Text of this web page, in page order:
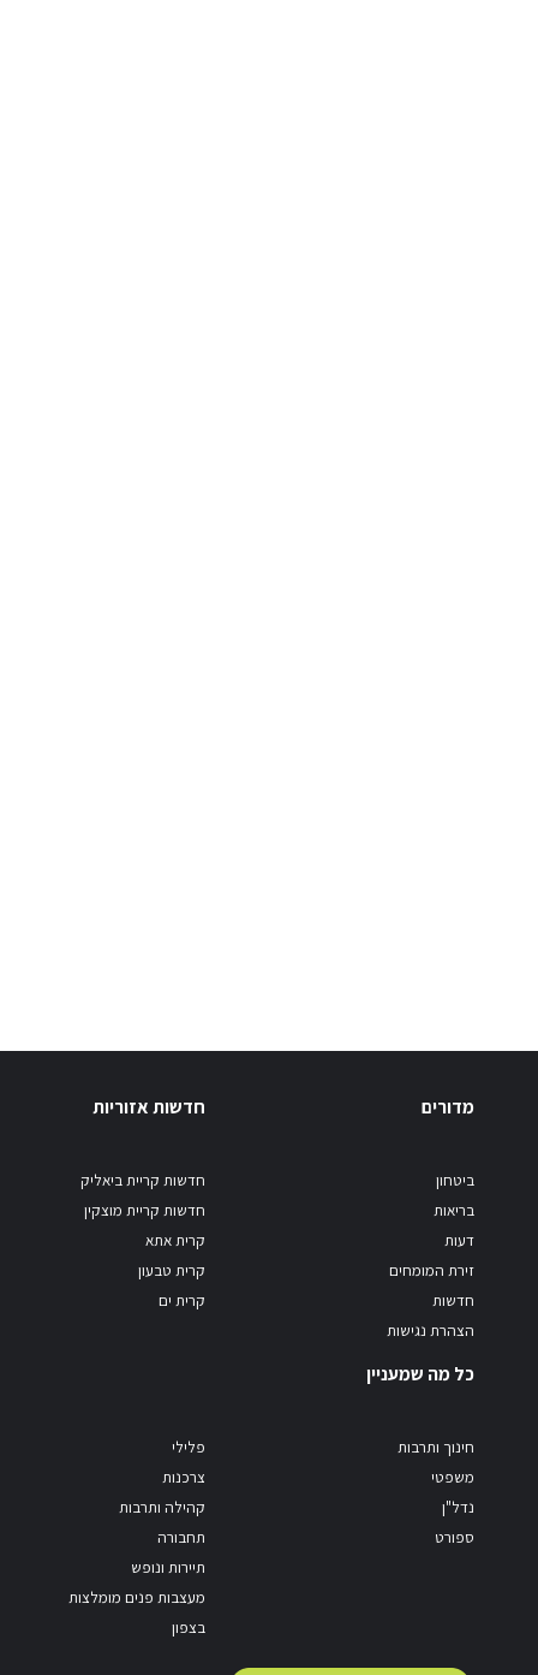
מדורים
ביטחון
בריאות
דעות
זירת המומחים
חדשות
הצהרת נגישות
חדשות אזוריות
חדשות קריית ביאליק
חדשות קריית מוצקין
קרית אתא
קרית טבעון
קרית ים
כל מה שמעניין
חינוך ותרבות
משפטי
נדל"ן
ספורט
פלילי
צרכנות
קהילה ותרבות
תחבורה
תיירות ונופש
מעצבות פנים מומלצות
בצפון